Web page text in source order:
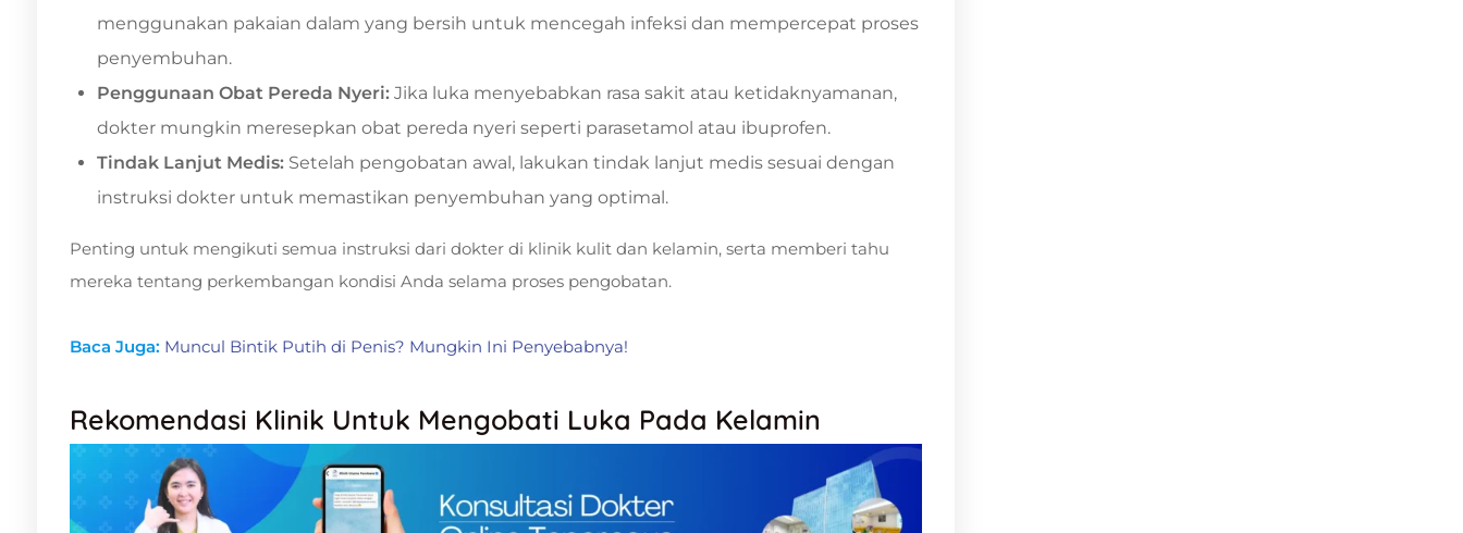
menggunakan pakaian dalam yang bersih untuk mencegah infeksi dan mempercepat proses
penyembuhan.
Penggunaan Obat Pereda Nyeri: Jika luka menyebabkan rasa sakit atau ketidaknyamanan,
dokter mungkin meresepkan obat pereda nyeri seperti parasetamol atau ibuprofen.
Tindak Lanjut Medis: Setelah pengobatan awal, lakukan tindak lanjut medis sesuai dengan
instruksi dokter untuk memastikan penyembuhan yang optimal.
Penting untuk mengikuti semua instruksi dari dokter di klinik kulit dan kelamin, serta memberi tahu
mereka tentang perkembangan kondisi Anda selama proses pengobatan.
Baca Juga: Muncul Bintik Putih di Penis? Mungkin Ini Penyebabnya!
Rekomendasi Klinik Untuk Mengobati Luka Pada Kelamin